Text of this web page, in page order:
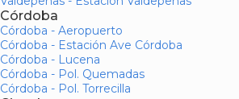
Córdoba
Córdoba - Aeropuerto
Córdoba - Estación Ave Córdoba
Córdoba - Lucena
Córdoba - Pol. Quemadas
Córdoba - Pol. Torrecilla